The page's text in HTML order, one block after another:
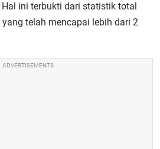
ini terbukti dari statistik total
telah mencapai lebih dari 2
ADVERTISEMENTS